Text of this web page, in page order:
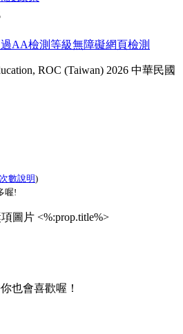
ROC (Taiwan) 2026 中華民國
數說明)
喔!
<%:prop.title%>
也會喜歡喔！